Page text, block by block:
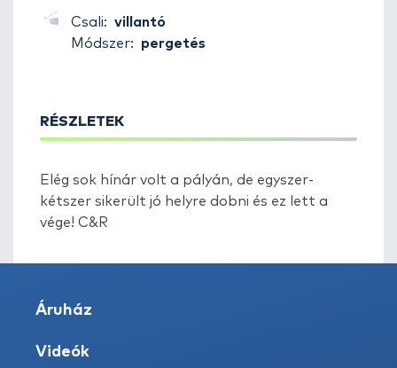
Csali: villantó
Módszer:
pergetés
RÉSZLETEK
Elég sok hínár volt a pályán, de egyszer-
kétszer sikerült jó helyre dobni és ez lett a
vége! C&R
Áruház
Videók